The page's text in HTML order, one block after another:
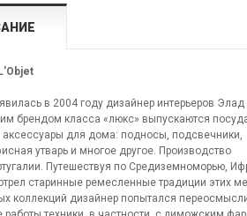
L'Objet
в 2004 году дизайнер интерьеров
брендом класса «люкс» выпускаются
аксессуары для дома: подносы, подсвечники,
утварь и многое другое. Производство
Путешествуя по Средиземноморью,
старинные ремесленные традиции этих
коллекций дизайнер попытался